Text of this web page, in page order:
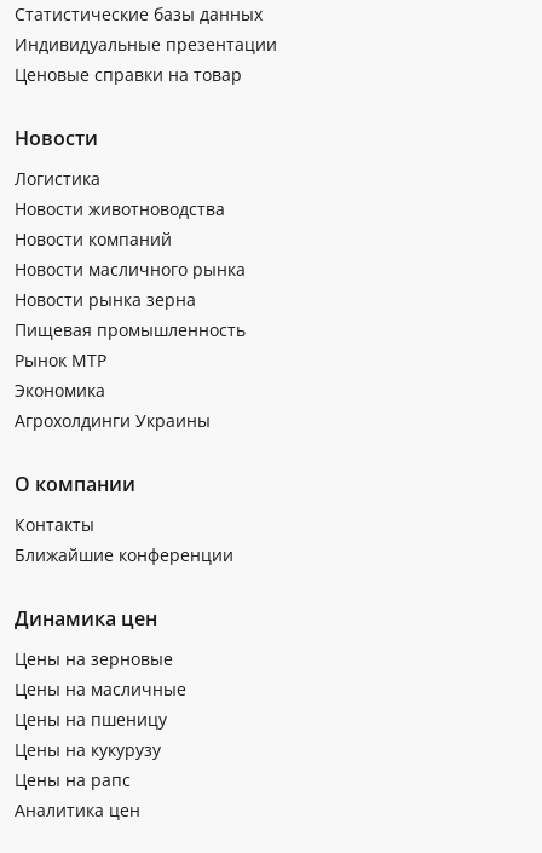
Статистические базы данных
Индивидуальные презентации
Ценовые справки на товар
Новости
Логистика
Новости животноводства
Новости компаний
Новости масличного рынка
Новости рынка зерна
Пищевая промышленность
Рынок МТР
Экономика
Агрохолдинги Украины
О компании
Контакты
Ближайшие конференции
Динамика цен
Цены на зерновые
Цены на масличные
Цены на пшеницу
Цены на кукурузу
Цены на рапс
Аналитика цен